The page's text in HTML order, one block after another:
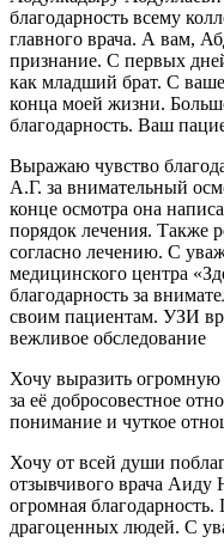
благодарность всему
главного врача. А вам,
признание. С первых
как младший брат. С
конца моей жизни.
благодарность. Ваш
Выражаю чувство
А.Г. за внимательный
конце осмотра она
порядок лечения. Также
согласно лечению. С
медицинского центра
благодарность за
своим пациентам. УЗИ
вежливое обследование
Хочу выразить огромную
за её добросовестное
понимание и чуткое
Хочу от всей души
отзывчивого врача
огромная
драгоценных людей. С